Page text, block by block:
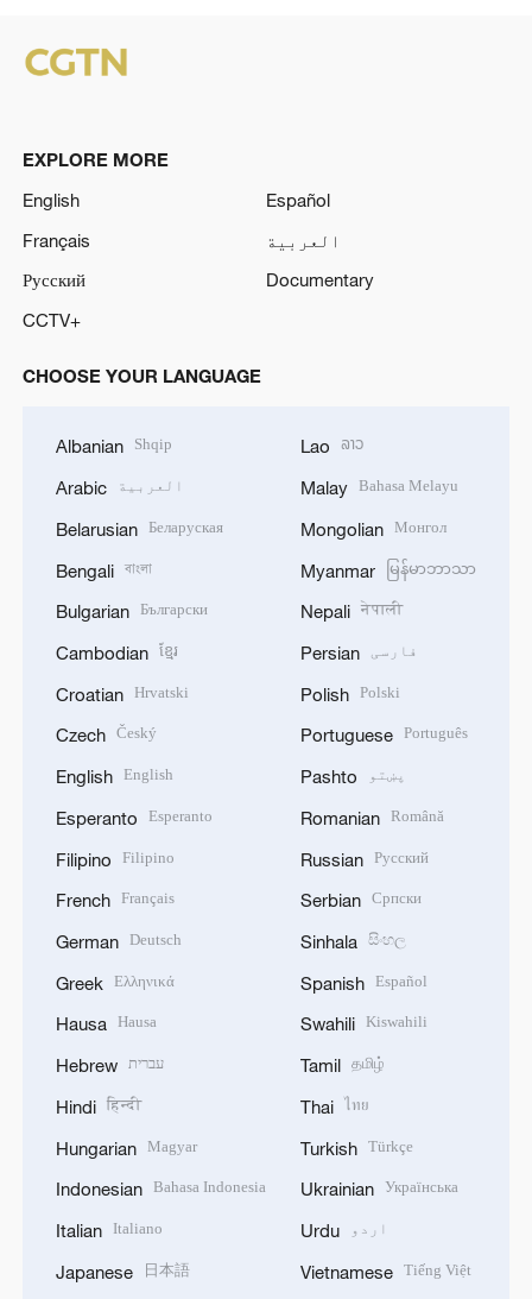
EXPLORE MORE
English
Español
Français
العربية
Русский
Documentary
CCTV+
CHOOSE YOUR LANGUAGE
Albanian Shqip
Arabic العربية
Belarusian Беларуская
Bengali বাংলা
Bulgarian Български
Cambodian ខ្មែរ
Croatian Hrvatski
Czech Český
English English
Esperanto Esperanto
Filipino Filipino
French Français
German Deutsch
Greek Ελληνικά
Hausa Hausa
Hebrew עברית
Hindi हिन्दी
Hungarian Magyar
Indonesian Bahasa Indonesia
Italian Italiano
Japanese
日本語
Lao ລາວ
Malay Bahasa Melayu
Mongolian Монгол
Myanmar မြန်မာဘာသာ
Nepali नेपाली
Persian فارسی
Polish Polski
Portuguese Português
Pashto پښتو
Romanian Română
Russian Русский
Serbian Српски
Sinhala සිංහල
Spanish Español
Swahili Kiswahili
Tamil தமிழ்
Thai ไทย
Turkish Türkçe
Ukrainian Українська
Urdu اردو
Vietnamese Tiếng Việt